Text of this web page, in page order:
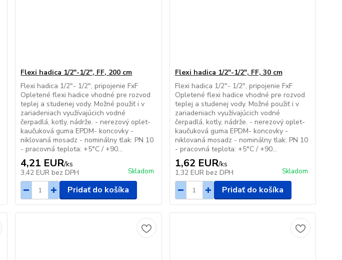
Flexi hadica 1/2"-1/2", FF, 200 cm
Flexi hadica 1/2"- 1/2", pripojenie FxF
Opletené flexi hadice vhodné pre rozvod
teplej a studenej vody. Možné použiť i v
zariadeniach využívajúcich vodné
čerpadlá, kotly, nádrže. - nerezový oplet-
kaučuková guma EPDM- koncovky -
niklovaná mosadz - nominálny tlak: PN 10
- pracovná teplota: +5°C / +90...
4,21 EUR/ks
3,42 EUR bez DPH Skladom
Pridať do košíka
Flexi hadica 1/2"-1/2", FF, 30 cm
Flexi hadica 1/2"- 1/2", pripojenie FxF
Opletené flexi hadice vhodné pre rozvod
teplej a studenej vody. Možné použiť i v
zariadeniach využívajúcich vodné
čerpadlá, kotly, nádrže. - nerezový oplet-
kaučuková guma EPDM- koncovky -
niklovaná mosadz - nominálny tlak: PN 10
- pracovná teplota: +5°C / +90...
1,62 EUR/ks
1,32 EUR bez DPH Skladom
Pridať do košíka